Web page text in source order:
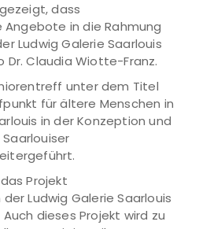
dass
in die Rahmung
Ludwig Galerie Saarlouis
Dr. Claudia Wiotte-Franz.
unter dem Titel
für ältere Menschen in
in der Konzeption und
Projekt
Ludwig Galerie Saarlouis
dieses Projekt wird zu